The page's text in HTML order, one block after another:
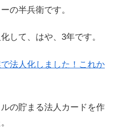
の半兵衛です。
して、はや、3年です。
法人化しました！これか
の貯まる法人カードを作